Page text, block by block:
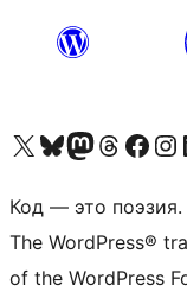
Посетите нас в X (ранее Twitter)
Посетите нашу учётную запись в Bluesky
Посетите нашу ленту в
Посетите нашу учётную запись
Посетите нашу
Код — это поэзия.
The WordPress®
of the WordPress